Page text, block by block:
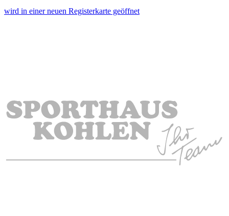
wird in einer neuen Registerkarte geöffnet